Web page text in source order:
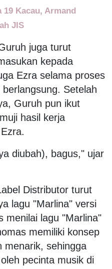
Kacau, Armand
JIS
juga turut
kepada
Ezra selama proses
Setelah
Guruh pun ikut
hasil kerja
diubah), bagus," ujar
Distributor turut
lagu "Marlina" versi
menilai lagu "Marlina"
memiliki konsep
menarik, sehingga
pecinta musik di